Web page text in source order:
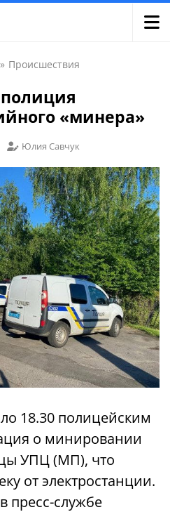
» Происшествия
«минера»
Юлия Савчук
18.30 полицейским
о минировании
УПЦ (МП), что
от электростанции.
пресс-службе